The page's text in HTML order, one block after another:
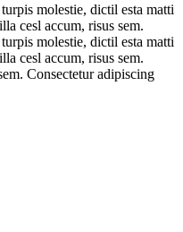
molestie, dictil esta matti
cesl accum, risus sem.
molestie, dictil esta matti
cesl accum, risus sem.
Consectetur adipiscing